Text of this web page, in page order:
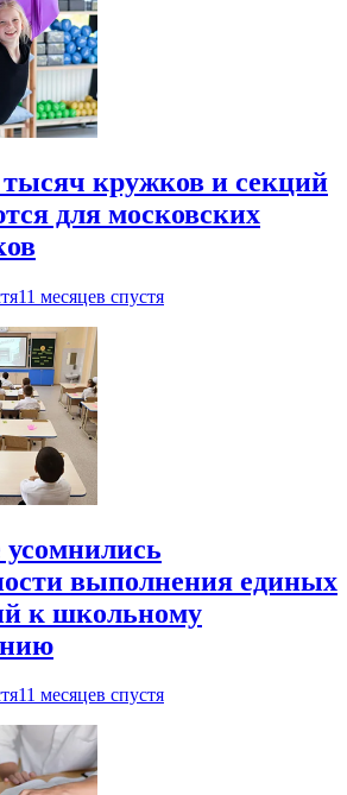
тысяч кружков и секций
для московских
11 месяцев спустя
усомнились
выполнения единых
к школьному
11 месяцев спустя